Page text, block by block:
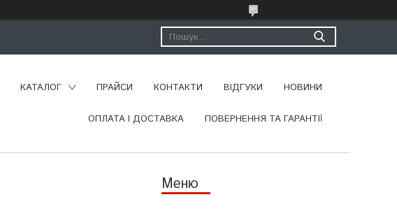
КАТАЛОГ ПРАЙСИ КОНТАКТИ ВІДГУКИ НОВИНИ
ОПЛАТА І ДОСТАВКА ПОВЕРНЕННЯ ТА ГАРАНТІЇ